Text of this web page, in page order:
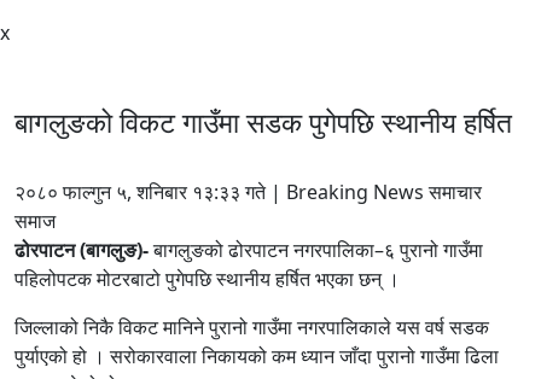
x
बागलुङको विकट गाउँमा सडक पुगेपछि स्थानीय हर्षित
२०८० फाल्गुन ५, शनिबार १३:३३ गते | Breaking News समाचार
समाज
ढोरपाटन (बागलुङ)-बागलुङको ढोरपाटन नगरपालिका–६ पुरानो गाउँमा
पहिलोपटक मोटरबाटो पुगेपछि स्थानीय हर्षित भएका छन् ।
जिल्लाको निकै विकट मानिने पुरानो गाउँमा नगरपालिकाले यस वर्ष सडक
पुर्याएको हो । सरोकारवाला निकायको कम ध्यान जाँदा पुरानो गाउँमा ढिला